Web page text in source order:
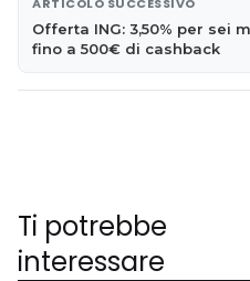
Offerta ING: 3,50% per sei
fino a 500€ di cashback
Ti potrebbe
interessare